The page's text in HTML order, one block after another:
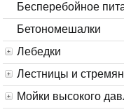
Бесперебойное
Бетономешалки
Лебедки
Лестницы и
Мойки высокого